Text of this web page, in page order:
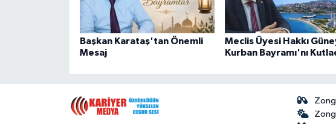
Başkan Karataş'tan Önemli
Mesaj
Meclis Üyesi Hakkı
Kurban Bayramı'nı